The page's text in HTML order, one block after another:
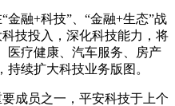
融+科技”、“金融+生态”战
技投入，深化科技能力，将
医疗健康、汽车服务、房产
持续扩大科技业务版图。
员之一，平安科技于上个